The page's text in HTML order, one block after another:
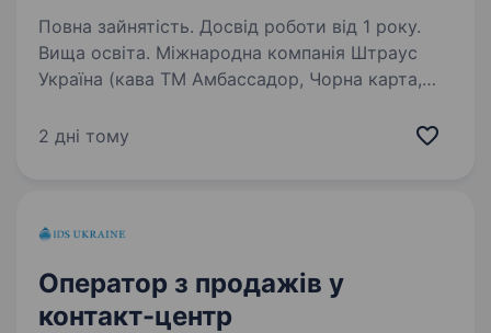
Повна зайнятість. Досвід роботи від 1 року.
Вища освіта. Міжнародна компанія Штраус
Україна (кава ТМ Амбассадор, Чорна карта,
програміста 1С. Вимоги: Освіта (профільна, ІТ
2 дні тому
Оператор з продажів у
контакт-центр